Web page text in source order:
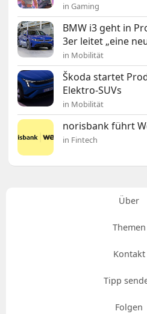
in Gaming
BMW i3 geht in
3er leitet „eine
in Mobilität
Škoda startet
Elektro-SUVs
in Mobilität
norisbank führt
in Fintech
Über
Themen
Kontakt
Tipp
Folgen